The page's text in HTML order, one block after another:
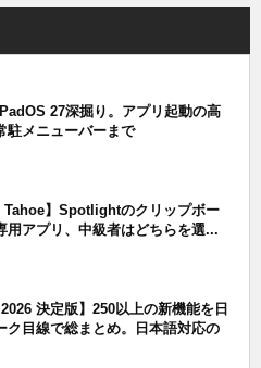
27深掘り。アプリ起動の高
駐メニューバーまで
Tahoe】Spotlightのクリップボー
用アプリ、中級者はどちらを選...
2026 決定版】250以上の新機能を日
ク目線で総まとめ。日本語対応の